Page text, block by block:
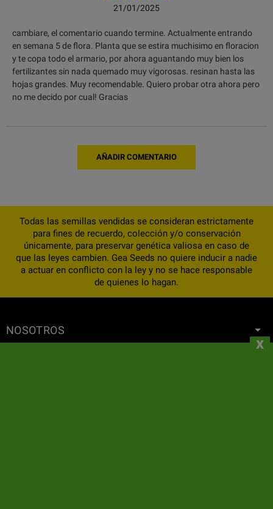
21/01/2025
cambiare, el comentario cuando termine. Actualmente entrando
en semana 5 de flora. Planta que se estira muchisimo en floracion
y te copa todo el armario, por ahora aguantando muy bien los
fertilizantes sin nada quemado muy vigorosas. resinan hasta las
hojas grandes. Muy recomendable. Quiero probar otra ahora pero
no me decido por cual! Gracias
AÑADIR COMENTARIO
Todas las semillas vendidas se consideran estrictamente
para fines de recuerdo, colección y/o conservación
únicamente, para preservar genética valiosa en caso de
que las leyes cambien. Gea Seeds no quiere inducir a nadie
a actuar en conflicto con la ley y no se hace responsable
de quienes lo hagan.
NOSOTROS
x